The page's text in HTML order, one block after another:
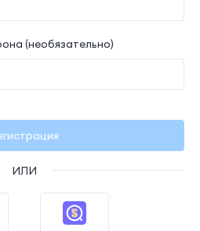
(необязательно)
ИЛИ